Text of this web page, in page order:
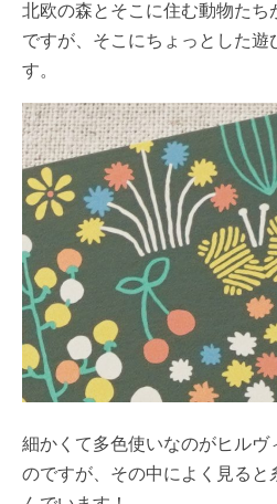
北欧の森とそこに住む動物たち
ですが、そこにちょっとした遊
す。
細かくて多色使いなのがヒルヴ
のですが、その中によく見ると